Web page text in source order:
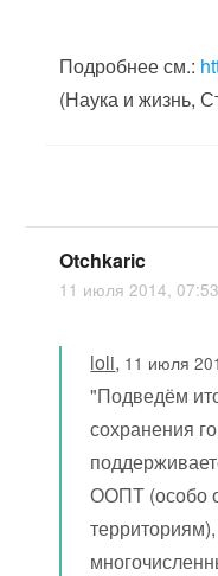
Подробнее см.:
(Наука и жизнь,
Otchkaric
11 июля 2014,
loli, 11 июля
"Подведём
сохранения
ООПТ (особо